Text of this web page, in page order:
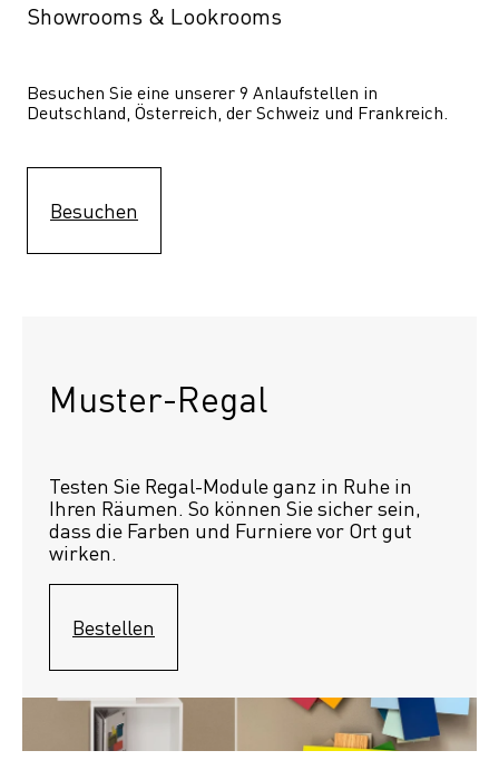
Showrooms & Lookrooms
Besuchen Sie eine unserer 9 Anlaufstellen in
Deutschland, Österreich, der Schweiz und Frankreich.
Besuchen
Muster-Regal
Testen Sie Regal-Module ganz in Ruhe in
Ihren Räumen. So können Sie sicher sein,
dass die Farben und Furniere vor Ort gut
wirken.
Bestellen